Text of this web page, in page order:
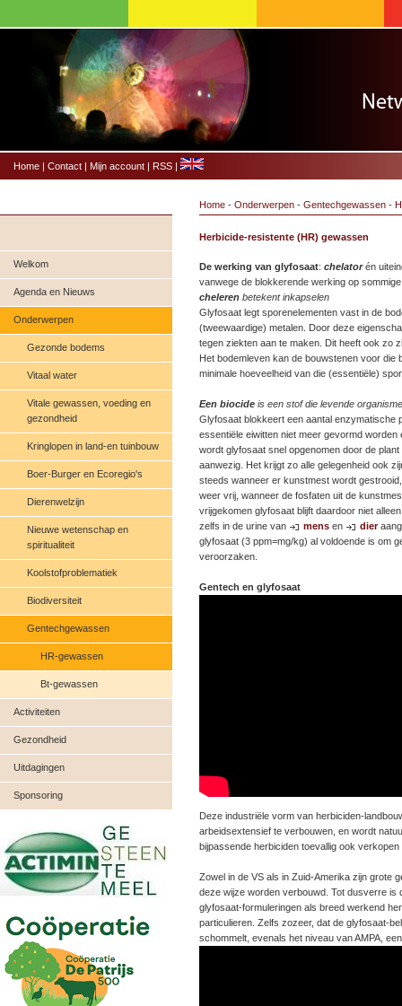
Home | Contact | Mijn account | RSS |
Welkom
Agenda en Nieuws
Onderwerpen
Gezonde bodems
Vitaal water
Vitale gewassen, voeding en
gezondheid
Kringlopen in land-en tuinbouw
Boer-Burger en Ecoregio's
Dierenwelzijn
Nieuwe wetenschap en
spiritualiteit
Koolstofproblematiek
Biodiversiteit
Gentechgewassen
HR-gewassen
Bt-gewassen
Activiteiten
Gezondheid
Uitdagingen
Sponsoring
Home - Onderwerpen - Gentechgewassen -
Herbicide-resistente (HR) gewassen
De werking van glyfosaat: chelatorén
vanwege de blokkerende werking op
cheleren betekent inkapselen
Glyfosaat legt sporenelementen vast in de
(tweewaardige) metalen. Door deze
tegen ziekten aan te maken. Dit heeft ook zo
Het bodemleven kan de bouwstenen voor
minimale hoeveelheid van die (essentiële)
Een biocide is een stof die levende
Glyfosaat blokkeert een aantal enzymatische
essentiële eiwitten niet meer gevormd
wordt glyfosaat snel opgenomen door de
aanwezig. Het krijgt zo alle gelegenheid ook
steeds wanneer er kunstmest wordt
weer vrij, wanneer de fosfaten uit de
vrijgekomen glyfosaat blijft daardoor niet
zelfs in de urine van
mens en dier
glyfosaat (3 ppm=mg/kg) al voldoende is om
veroorzaken.
Gentech en glyfosaat
Deze industriële vorm van herbiciden-
arbeidsextensief te verbouwen, en wordt
bijpassende herbiciden toevallig ook
Zowel in de VS als in Zuid-Amerika zijn grote
deze wijze worden verbouwd. Tot dusverre is
glyfosaat-formuleringen als breed werkend
particulieren. Zelfs zozeer, dat de glyfosaat-
schommelt, evenals het niveau van AMPA,